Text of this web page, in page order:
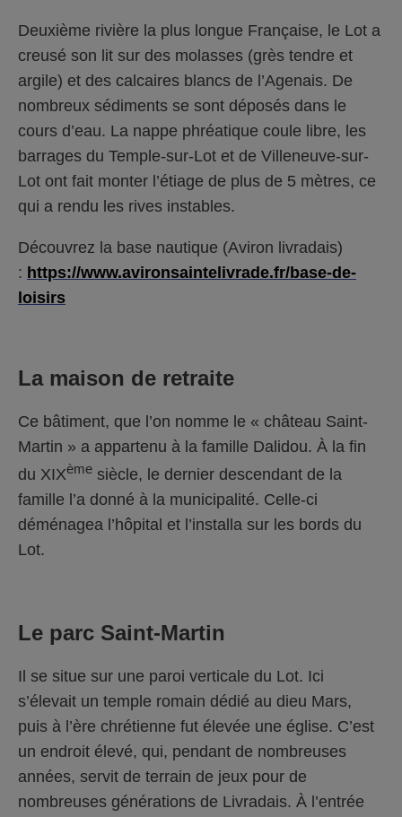
Deuxième rivière la plus longue Française, le Lot a
creusé son lit sur des molasses (grès tendre et
argile) et des calcaires blancs de l’Agenais. De
nombreux sédiments se sont déposés dans le
cours d’eau. La nappe phréatique coule libre, les
barrages du Temple-sur-Lot et de Villeneuve-sur-
Lot ont fait monter l’étiage de plus de 5 mètres, ce
qui a rendu les rives instables.
Découvrez la base nautique (Aviron livradais)
: https://www.avironsaintelivrade.fr/base-de-
loisirs
La maison de retraite
Ce bâtiment, que l’on nomme le « château Saint-
Martin » a appartenu à la famille Dalidou. À la fin
du XIXème siècle, le dernier descendant de la
famille l’a donné à la municipalité. Celle-ci
déménagea l’hôpital et l’installa sur les bords du
Lot.
Le parc Saint-Martin
Il se situe sur une paroi verticale du Lot. Ici
s’élevait un temple romain dédié au dieu Mars,
puis à l’ère chrétienne fut élevée une église. C’est
un endroit élevé, qui, pendant de nombreuses
années, servit de terrain de jeux pour de
nombreuses générations de Livradais. À l’entrée